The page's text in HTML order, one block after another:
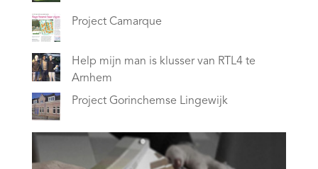
Project Camarque
Help mijn man is klusser van RTL4 te
Arnhem
Project Gorinchemse Lingewijk